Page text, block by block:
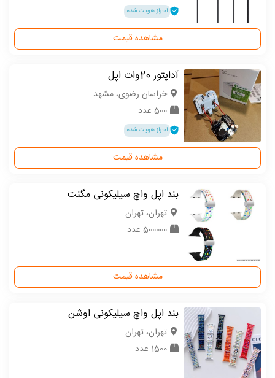
احراز هویت شده
مشاهده قیمت
آداپتور 20وات اپل
خراسان رضوی، مشهد
500 عدد
احراز هویت شده
مشاهده قیمت
بند اپل واچ سیلیکونی مگنت
تهران، تهران
500000 عدد
مشاهده قیمت
بند اپل واچ سیلیکونی اوشن
تهران، تهران
1500 عدد